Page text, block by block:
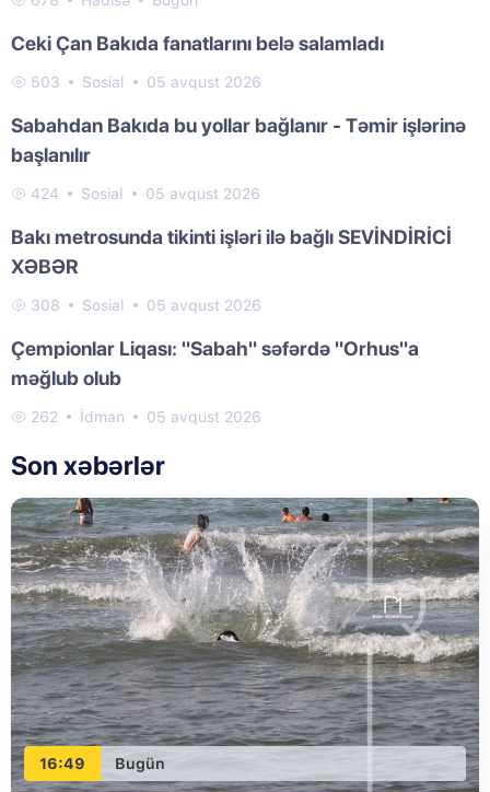
Ceki Çan Bakıda fanatlarını belə salamladı
503 Sosial 05 avqust 2026
Sabahdan Bakıda bu yollar bağlanır - Təmir işlərinə
başlanılır
424 Sosial 05 avqust 2026
Bakı metrosunda tikinti işləri ilə bağlı SEVİNDİRİCİ
XƏBƏR
308 Sosial 05 avqust 2026
Çempionlar Liqası: "Sabah" səfərdə "Orhus"a
məğlub olub
262 İdman 05 avqust 2026
Son xəbərlər
16:49 Bugün